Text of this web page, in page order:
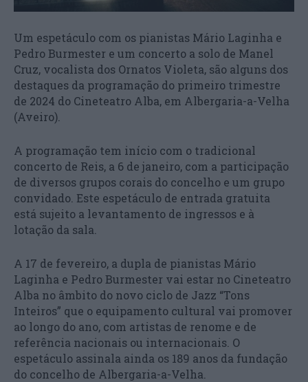
Um espetáculo com os pianistas Mário Laginha e
Pedro Burmester e um concerto a solo de Manel
Cruz, vocalista dos Ornatos Violeta, são alguns dos
destaques da programação do primeiro trimestre
de 2024 do Cineteatro Alba, em Albergaria-a-Velha
(Aveiro).
A programação tem início com o tradicional
concerto de Reis, a 6 de janeiro, com a participação
de diversos grupos corais do concelho e um grupo
convidado. Este espetáculo de entrada gratuita
está sujeito a levantamento de ingressos e à
lotação da sala.
A 17 de fevereiro, a dupla de pianistas Mário
Laginha e Pedro Burmester vai estar no Cineteatro
Alba no âmbito do novo ciclo de Jazz “Tons
Inteiros” que o equipamento cultural vai promover
ao longo do ano, com artistas de renome e de
referência nacionais ou internacionais. O
espetáculo assinala ainda os 189 anos da fundação
do concelho de Albergaria-a-Velha.